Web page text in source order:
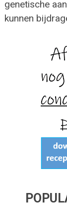
genetische
kunnen